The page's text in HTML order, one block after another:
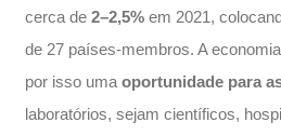
cerca de2–2,5% em 2021,
de 27 países-membros. A
por isso umaoportunidade para
laboratórios, sejam científicos,